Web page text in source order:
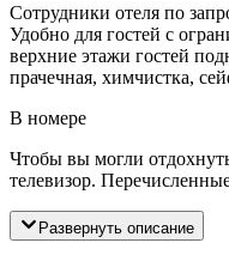
Сотрудники отеля по
Удобно для гостей с
верхние этажи гостей
прачечная, химчистка,
В номере
Чтобы вы могли
телевизор.
Развернуть описание